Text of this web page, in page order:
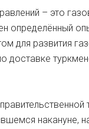
– это
определённый
для развития
доставке
накануне,